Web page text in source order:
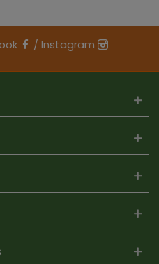
/ Instagram